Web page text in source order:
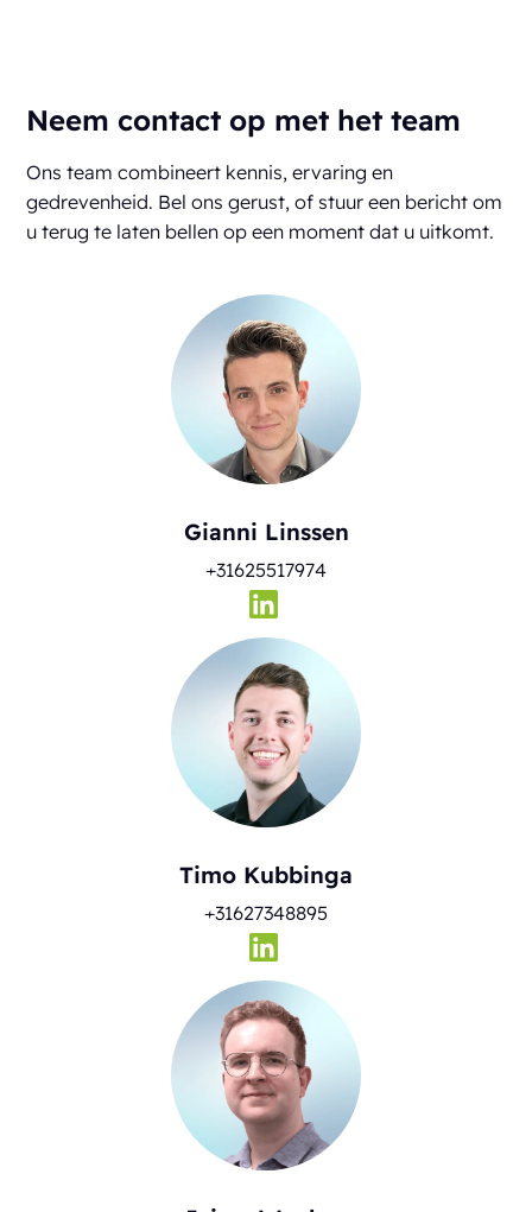
Neem contact op met het team
Ons team combineert kennis, ervaring en
gedrevenheid. Bel ons gerust, of stuur een bericht om
u terug te laten bellen op een moment dat u uitkomt.
Gianni Linssen
+31625517974
Timo Kubbinga
+31627348895